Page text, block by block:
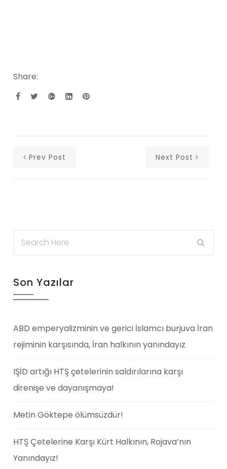
Share:
Prev Post Next Post
Son Yazılar
ABD emperyalizminin ve gerici İslamcı burjuva İran
rejiminin karşısında, İran halkının yanındayız
IŞİD artığı HTŞ çetelerinin saldırılarına karşı
direnişe ve dayanışmaya!
Metin Göktepe ölümsüzdür!
HTŞ Çetelerine Karşı Kürt Halkının, Rojava’nın
Yanındayız!